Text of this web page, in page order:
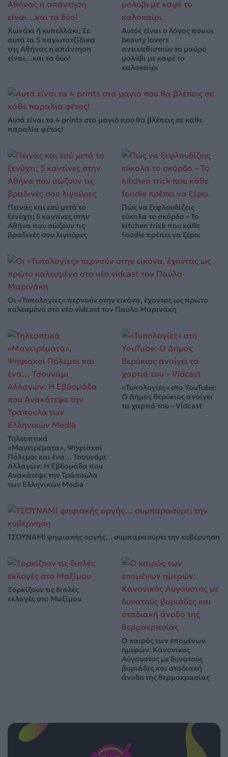
Χωνάκι ή κυπελλάκι; Σε
αυτά τα 5 παγωτατζίδικα
της Αθήνας η απάντηση
είναι…και τα δύο!
Αυτός είναι ο λόγος που οι
beauty lovers
αντικαθιστούν το μαύρο
μολύβι με καφέ το
καλοκαίρι
Αυτά είναι τα 4 prints στα μαγιό που θα βλέπεις σε κάθε
παραλία φέτος!
Πεινάς και εσύ μετά το
ξενύχτι; 5 καντίνες στην
Αθήνα που σώζουν τις
βραδινές σου λιγούρες
Πώς να ξεφλουδίζεις
εύκολα το σκόρδο – Το
kitchen trick που κάθε
foodie πρέπει να ξέρει
Οι «Τυπολογίες» περνούν στην εικόνα, έχοντας ως πρώτο
καλεσμένο στο νέο vidcast τον Παύλο Μαρινάκη
Τηλεοπτικά
«Μαγειρέματα», Ψηφιακοί
Πόλεμοι και ένα… Τσουνάμι
Αλλαγών: Η Εβδομάδα που
Ανακάτεψε την Τράπουλα
των Ελληνικών Media
«Τυπολογίες» στο YouTube:
Ο Δήμος Βερύκιος ανοίγει
τα χαρτιά του – Vidcast
ΤΣΟΥΝΑΜΙ ψηφιακής οργής… συμπαρασύρει την κυβέρνηση
Ξορκίζουν τις διπλές
εκλογές στο Μαξίμου
Ο καιρός των επομένων
ημερών: Κανονικός
Αύγουστος με δυνατούς
βοριάδες και σταδιακή
άνοδο της θερμοκρασίας